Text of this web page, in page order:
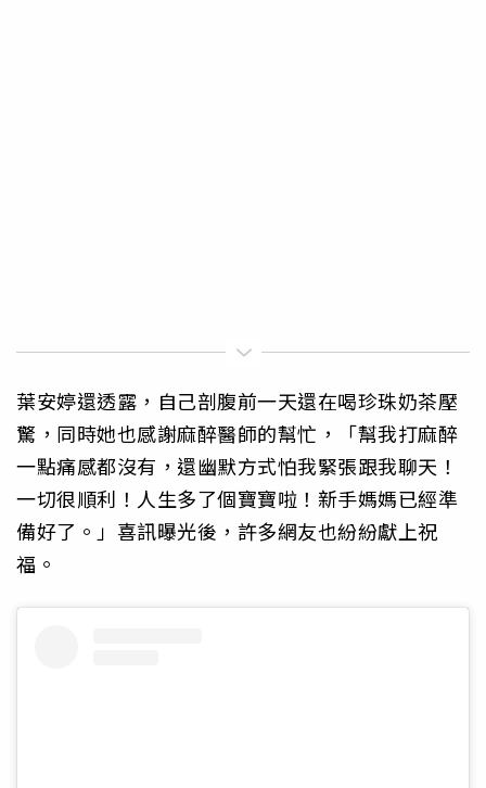
葉安婷還透露，自己剖腹前一天還在喝珍珠奶茶壓
驚，同時她也感謝麻醉醫師的幫忙，「幫我打麻醉
一點痛感都沒有，還幽默方式怕我緊張跟我聊天！
一切很順利！人生多了個寶寶啦！新手媽媽已經準
備好了。」喜訊曝光後，許多網友也紛紛獻上祝
福。